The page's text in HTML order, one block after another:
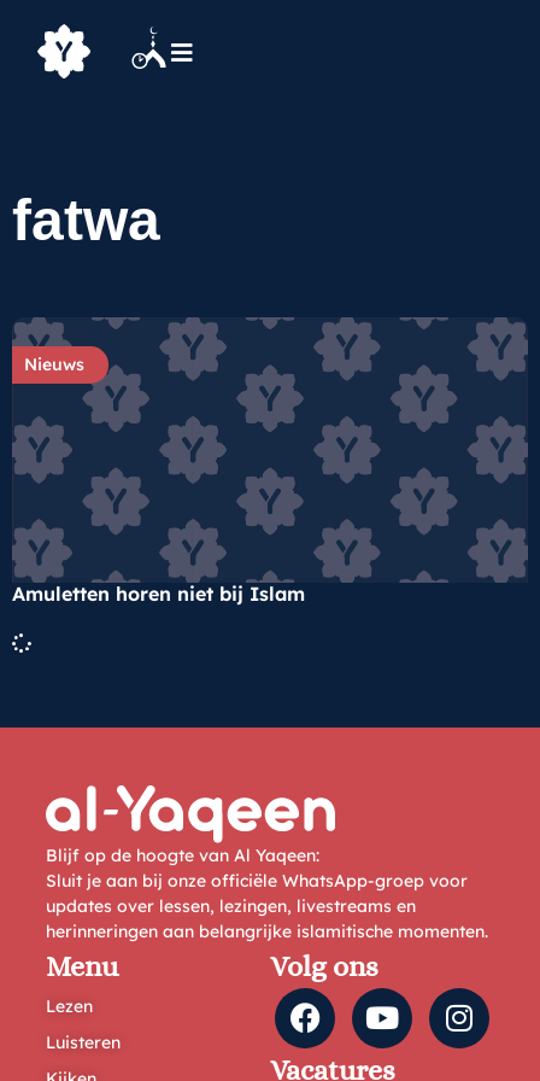
fatwa
Nieuws
Amuletten horen niet bij Islam
Blijf op de hoogte van Al Yaqeen:
Sluit je aan bij onze officiële WhatsApp-groep voor
updates over lessen, lezingen, livestreams en
herinneringen aan belangrijke islamitische momenten.
Menu
Lezen
Luisteren
Volg ons
Vacatures